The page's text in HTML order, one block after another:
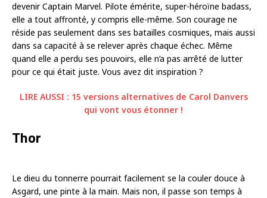
devenir Captain Marvel. Pilote émérite, super-héroïne badass,
elle a tout affronté, y compris elle-même. Son courage ne
réside pas seulement dans ses batailles cosmiques, mais aussi
dans sa capacité à se relever après chaque échec. Même
quand elle a perdu ses pouvoirs, elle n’a pas arrêté de lutter
pour ce qui était juste. Vous avez dit inspiration ?
LIRE AUSSI : 15 versions alternatives de Carol Danvers
qui vont vous étonner !
Thor
Le dieu du tonnerre pourrait facilement se la couler douce à
Asgard, une pinte à la main. Mais non, il passe son temps à